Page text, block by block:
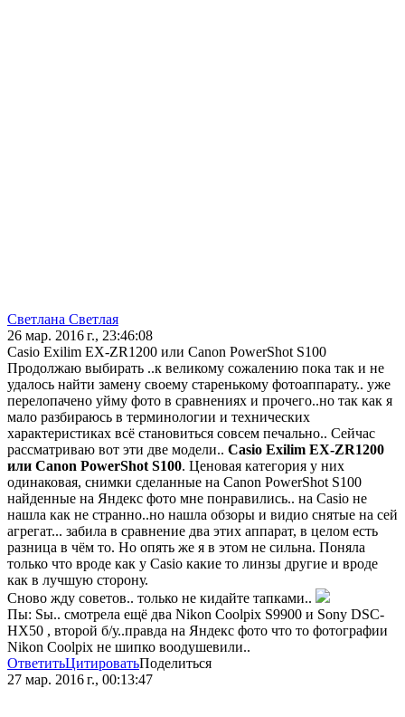
Светлана Светлая
26 мар. 2016 г., 23:46:08
Casio Exilim EX-ZR1200 или Canon PowerShot S100
Продолжаю выбирать ..к великому сожалению пока так и не
удалось найти замену своему старенькому фотоаппарату.. уже
перелопачено уйму фото в сравнениях и прочего..но так как я
мало разбираюсь в терминологии и технических
характеристиках всё становиться совсем печально.. Сейчас
рассматриваю вот эти две модели.. Casio Exilim EX-ZR1200
или Canon PowerShot S100. Ценовая категория у них
одинаковая, снимки сделанные на Canon PowerShot S100
найденные на Яндекс фото мне понравились.. на Casio не
нашла как не странно..но нашла обзоры и видио снятые на сей
агрегат... забила в сравнение два этих аппарат, в целом есть
разница в чём то. Но опять же я в этом не сильна. Поняла
только что вроде как у Casio какие то линзы другие и вроде
как в лучшую сторону.
Сново жду советов.. только не кидайте тапками..
Пы: Sы.. смотрела ещё два Nikon Coolpix S9900 и Sony DSC-
HX50 , второй б/у..правда на Яндекс фото что то фотографии
Nikon Coolpix не шипко воодушевили..
ОтветитьЦитироватьПоделиться
27 мар. 2016 г., 00:13:47